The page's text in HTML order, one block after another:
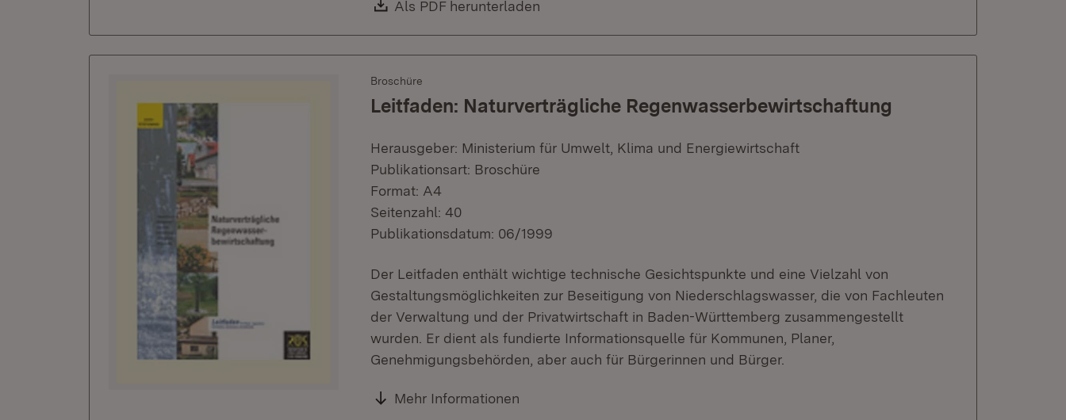
Download:
Als PDF herunterladen
Broschüre
Leitfaden: Naturverträgliche Regenwasserbewirtschaftung
Herausgeber: Ministerium für Umwelt, Klima und Energiewirtschaft
Publikationsart: Broschüre
Format: A4
Seitenzahl: 40
Publikationsdatum: 06/1999
Der Leitfaden enthält wichtige technische Gesichtspunkte und eine Vielzahl von
Gestaltungsmöglichkeiten zur Beseitigung von Niederschlagswasser, die von Fachleuten
der Verwaltung und der Privatwirtschaft in Baden-Württemberg zusammengestellt
wurden. Er dient als fundierte Informationsquelle für Kommunen, Planer,
Genehmigungsbehörden, aber auch für Bürgerinnen und Bürger.
Mehr Informationen